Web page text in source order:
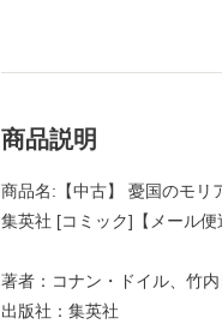
商品説明
商品名:【中古】 憂国のモリ
集英社 [コミック]【メール便
著者：コナン・ドイル、竹
出版社：集英社